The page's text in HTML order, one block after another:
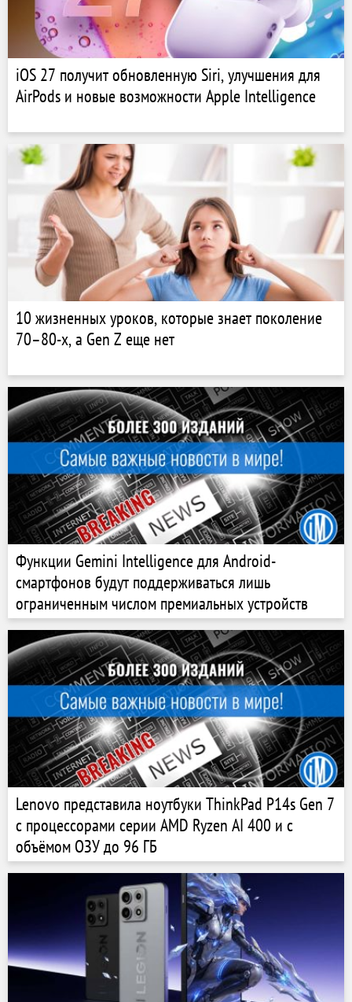
iOS 27 получит обновленную Siri, улучшения для
AirPods и новые возможности Apple Intelligence
10 жизненных уроков, которые знает поколение
70–80-х, а Gen Z еще нет
Функции Gemini Intelligence для Android-
смартфонов будут поддерживаться лишь
ограниченным числом премиальных устройств
Lenovo представила ноутбуки ThinkPad P14s Gen 7
с процессорами серии AMD Ryzen AI 400 и с
объёмом ОЗУ до 96 ГБ